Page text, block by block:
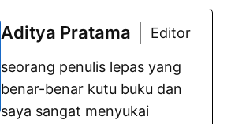
Aditya Pratama Editor
seorang penulis lepas yang
benar-benar kutu buku dan
saya sangat menyukai